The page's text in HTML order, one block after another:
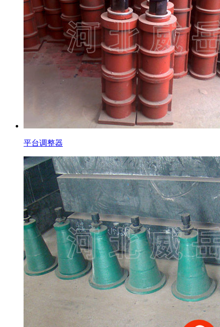
平台调整器